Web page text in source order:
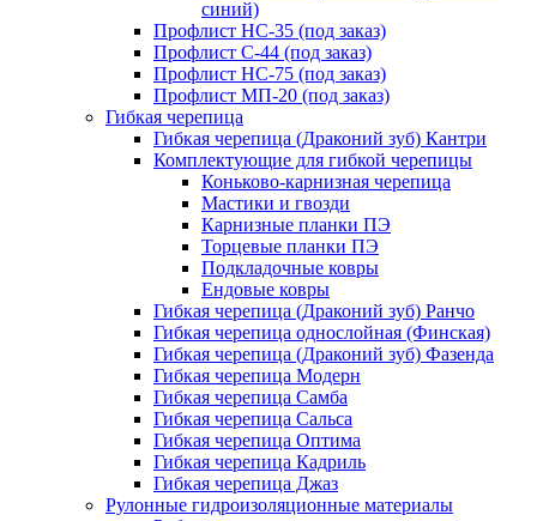
синий)
Профлист НС-35 (под заказ)
Профлист С-44 (под заказ)
Профлист НС-75 (под заказ)
Профлист МП-20 (под заказ)
Гибкая черепица
Гибкая черепица (Драконий зуб) Кантри
Комплектующие для гибкой черепицы
Коньково-карнизная черепица
Мастики и гвозди
Карнизные планки ПЭ
Торцевые планки ПЭ
Подкладочные ковры
Ендовые ковры
Гибкая черепица (Драконий зуб) Ранчо
Гибкая черепица однослойная (Финская)
Гибкая черепица (Драконий зуб) Фазенда
Гибкая черепица Модерн
Гибкая черепица Самба
Гибкая черепица Сальса
Гибкая черепица Оптима
Гибкая черепица Кадриль
Гибкая черепица Джаз
Рулонные гидроизоляционные материалы